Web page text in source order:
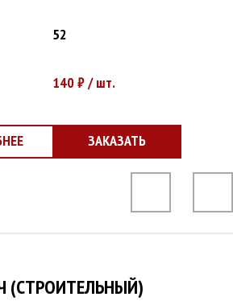
52
140₽ / шт.
ЗАКАЗАТЬ
(СТРОИТЕЛЬНЫЙ)